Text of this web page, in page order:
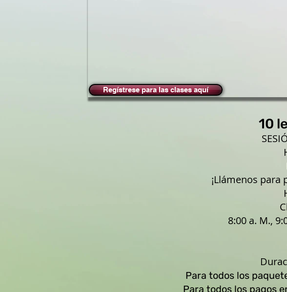
Regístrese para las clases aquí
10
¡Llámenos para
8:00 a. M.,
Para todos los
Para todos los pagos